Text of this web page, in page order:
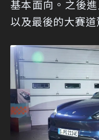
基本面向。之後
以及最後的大賽道